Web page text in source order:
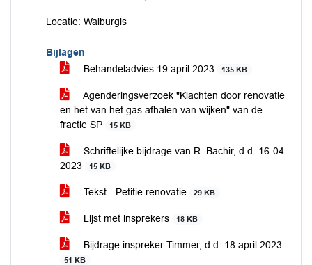
Locatie: Walburgis
Bijlagen
Behandeladvies 19 april 2023
135 KB
Agenderingsverzoek "Klachten door renovatie
en het van het gas afhalen van wijken" van de
fractie SP
15 KB
Schriftelijke bijdrage van R. Bachir, d.d. 16-04-
2023
15 KB
Tekst - Petitie renovatie 29 KB
Lijst met insprekers 18 KB
Bijdrage inspreker Timmer, d.d. 18 april 2023
51 KB